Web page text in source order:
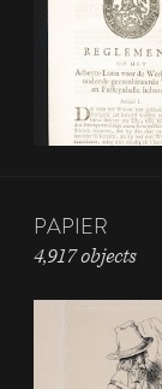
PAPIER
4,917 objects